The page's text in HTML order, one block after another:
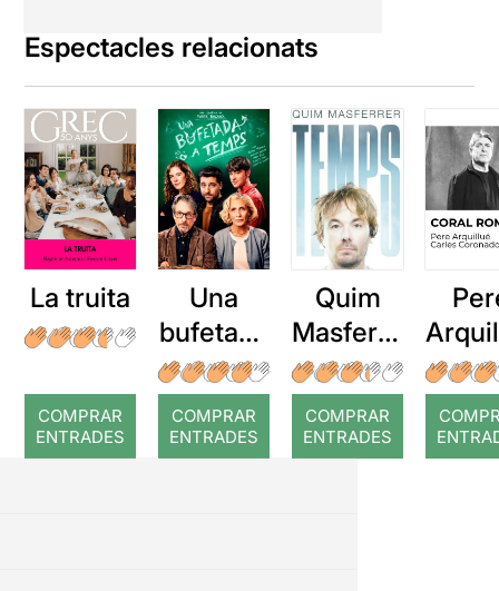
Espectacles relacionats
La truita
COMPRAR
ENTRADES
Una
bufetada
a temps
COMPRAR
ENTRADES
Quim
Masferre
r: Temps
COMPRAR
ENTRADES
: